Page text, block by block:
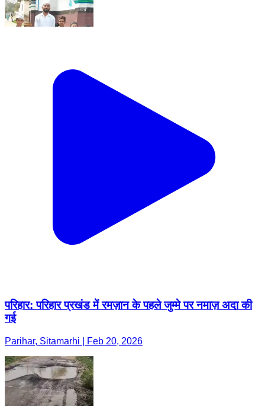
परिहार: परिहार प्रखंड में रमज़ान के पहले जुम्मे पर नमाज़ अदा की
गई
Parihar, Sitamarhi | Feb 20, 2026